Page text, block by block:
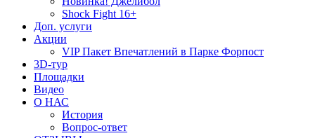
Shock Fight 16+
Доп. услуги
Акции
VIP Пакет Впечатлений в Парке Форпост
3D-тур
Площадки
Видео
О НАС
История
Вопрос-ответ